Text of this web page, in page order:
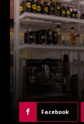
Facebook